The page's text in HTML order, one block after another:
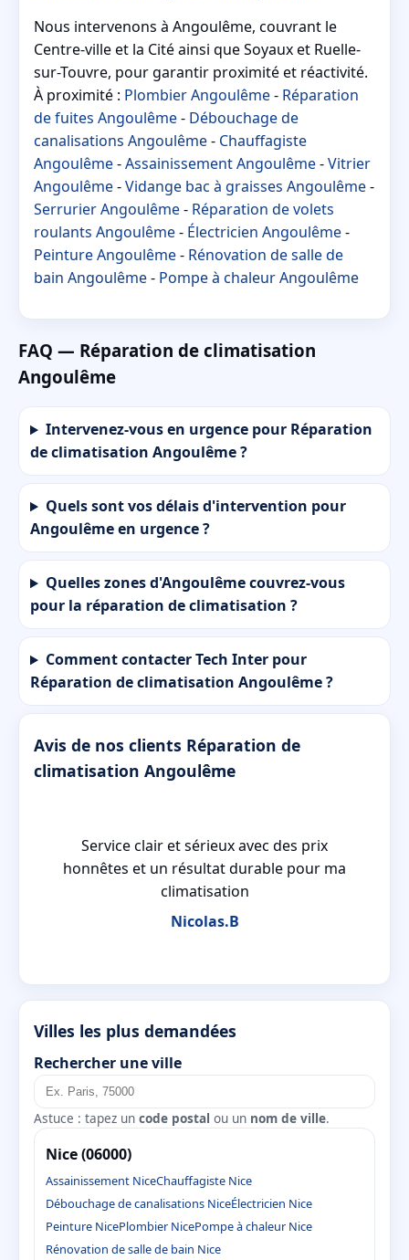
Nous intervenons à Angoulême, couvrant le
Centre-ville et la Cité ainsi que Soyaux et Ruelle-
sur-Touvre, pour garantir proximité et réactivité.
À proximité : Plombier Angoulême- Réparation
de fuites Angoulême- Débouchage de
canalisations Angoulême- Chauffagiste
Angoulême-Assainissement Angoulême-Vitrier
Angoulême-Vidange bac à graisses Angoulême-
Serrurier Angoulême- Réparation de volets
roulants Angoulême- Électricien Angoulême-
Peinture Angoulême- Rénovation de salle de
bain Angoulême- Pompe à chaleur Angoulême
FAQ — Réparation de climatisation
Angoulême
Intervenez-vous en urgence pour Réparation
de climatisation Angoulême ?
Quels sont vos délais d'intervention pour
Angoulême en urgence ?
Quelles zones d'Angoulême couvrez-vous
pour la réparation de climatisation ?
Comment contacter Tech Inter pour
Réparation de climatisation Angoulême ?
Avis de nos clients Réparation de
climatisation Angoulême
Service clair et sérieux avec des prix
honnêtes et un résultat durable pour ma
climatisation
Nicolas.B
Villes les plus demandées
Rechercher une ville
Astuce : tapez un code postal ou un nom de ville.
Nice (06000)
Assainissement NiceChauffagiste Nice
Débouchage de canalisations NiceÉlectricien Nice
Peinture NicePlombier NicePompe à chaleur Nice
Rénovation de salle de bain Nice